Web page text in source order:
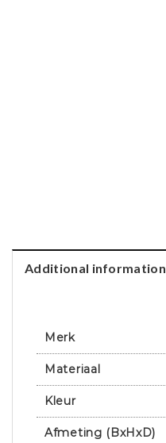
Additional information
Merk
Materiaal
Kleur
Afmeting (BxHxD)